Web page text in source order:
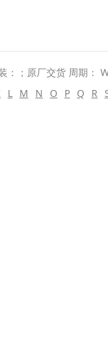
：；原厂交货 周期：
L M N O P Q R